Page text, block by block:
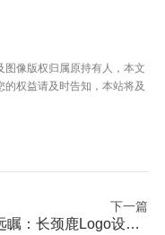
像版权归属原持有人，本文
权益请及时告知，本站将及
下一篇
高瞻远瞩：长颈鹿Logo设计含义